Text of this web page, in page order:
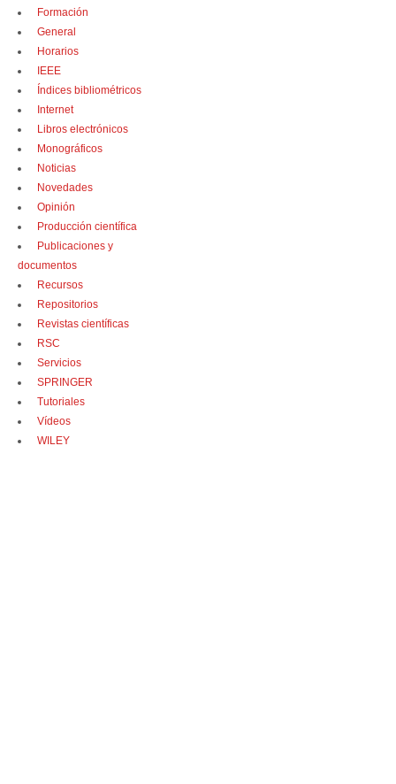
Formación
General
Horarios
IEEE
Índices bibliométricos
Internet
Libros electrónicos
Monográficos
Noticias
Novedades
Opinión
Producción científica
Publicaciones y
documentos
Recursos
Repositorios
Revistas científicas
RSC
Servicios
SPRINGER
Tutoriales
Vídeos
WILEY